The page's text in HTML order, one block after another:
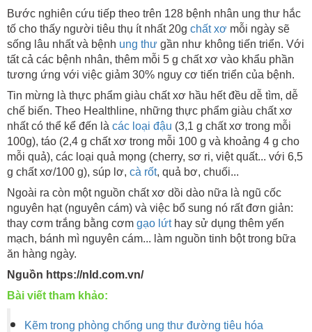
Bước nghiên cứu tiếp theo trên 128 bệnh nhân ung thư hắc
tố cho thấy người tiêu thụ ít nhất 20g chất xơ mỗi ngày sẽ
sống lâu nhất và bệnh ung thư gần như không tiến triển. Với
tất cả các bệnh nhân, thêm mỗi 5 g chất xơ vào khẩu phần
tương ứng với việc giảm 30% nguy cơ tiến triển của bệnh.
Tin mừng là thực phẩm giàu chất xơ hầu hết đều dễ tìm, dễ
chế biến. Theo Healthline, những thực phẩm giàu chất xơ
nhất có thể kể đến là các loại đậu (3,1 g chất xơ trong mỗi
100g), táo (2,4 g chất xơ trong mỗi 100 g và khoảng 4 g cho
mỗi quả), các loại quả mọng (cherry, sơ ri, việt quất... với 6,5
g chất xơ/100 g), súp lơ, cà rốt, quả bơ, chuối...
Ngoài ra còn một nguồn chất xơ dồi dào nữa là ngũ cốc
nguyên hạt (nguyên cám) và việc bổ sung nó rất đơn giản:
thay cơm trắng bằng cơm gạo lứthay sử dụng thêm yến
mạch, bánh mì nguyên cám... làm nguồn tinh bột trong bữa
ăn hàng ngày.
Nguồn https://nld.com.vn/
Bài viết tham khảo:
Kẽm trong phòng chống ung thư đường tiêu hóa